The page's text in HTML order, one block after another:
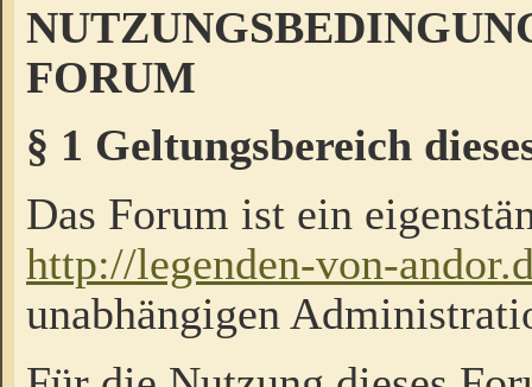
FORUM
§ 1 Geltungsbereich
Das Forum ist ein
http://legenden-von-
unabhängigen